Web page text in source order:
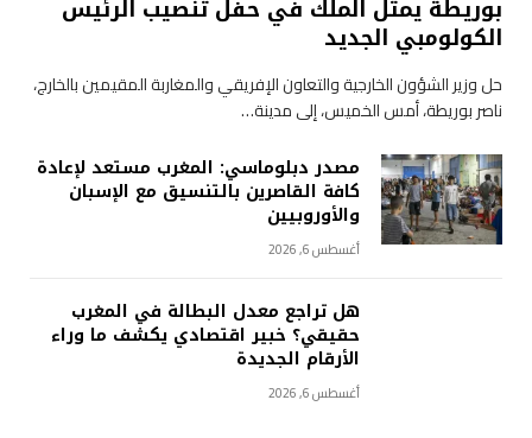
بوريطة يمثل الملك في حفل تنصيب الرئيس
الكولومبي الجديد
حل وزير الشؤون الخارجية والتعاون الإفريقي والمغاربة المقيمين بالخارج،
ناصر بوريطة، أمس الخميس، إلى مدينة…
مصدر دبلوماسي: المغرب مستعد لإعادة
كافة القاصرين بالتنسيق مع الإسبان
والأوروبيين
أغسطس 6, 2026
هل تراجع معدل البطالة في المغرب
حقيقي؟ خبير اقتصادي يكشف ما وراء
الأرقام الجديدة
أغسطس 6, 2026